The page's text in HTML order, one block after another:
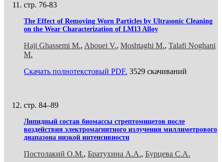
стр. 76-83
The Effect of Removing Worn Particles by Ultrasonic Cleaning
on the Wear Characterization of LM13 Alloy
Haji Ghassemi M., Abouei V., Moshtaghi M., Talafi Noghani
M.
Скачать полнотекстовый PDF. 3529 скачиваний
стр. 84–89
Липидный состав биомассы стрептомицетов после
воздействия электромагнитного излучения миллиметрового
диапазона низкой интенсивности
Постолакий О.М., Братухина А.А., Бурцева С.А.